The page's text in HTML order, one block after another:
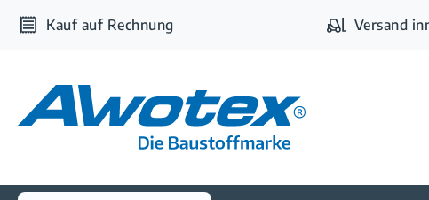
Hauptinhalt springen
Zur Suche springen
Zur Hauptnavigation springen
Kauf auf Rechnung Versand